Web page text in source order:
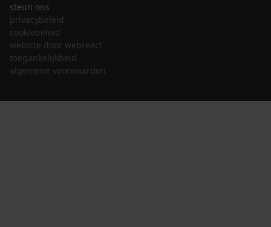
steun ons
privacybeleid
cookiebeleid
website door webreact
toegankelijkheid
algemene voorwaarden